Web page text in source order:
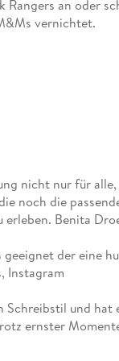
Rangers an oder
vernichtet.
nicht nur für
noch die
erleben. Benita
der eine
Instagram
und
ernster